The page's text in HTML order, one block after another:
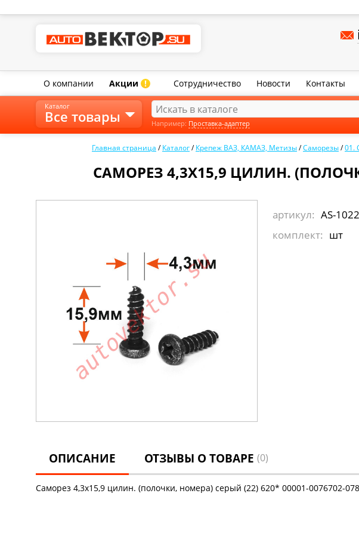
О компании Акции ! Сотрудничество Новости Контакты
Главная страница /Каталог/Крепеж ВАЗ, КАМАЗ, Метизы/Саморезы/01.
САМОРЕЗ 4,3Х15,9 ЦИЛИН.
артикул: AS-
комплект: шт
ОПИСАНИЕ ОТЗЫВЫ О ТОВАРЕ (0)
Саморез 4,3х15,9 цилин. (полочки, номера) серый (22) 620* 00001-0076702-078
Каталог
Все товары Например: Проставка-адаптер